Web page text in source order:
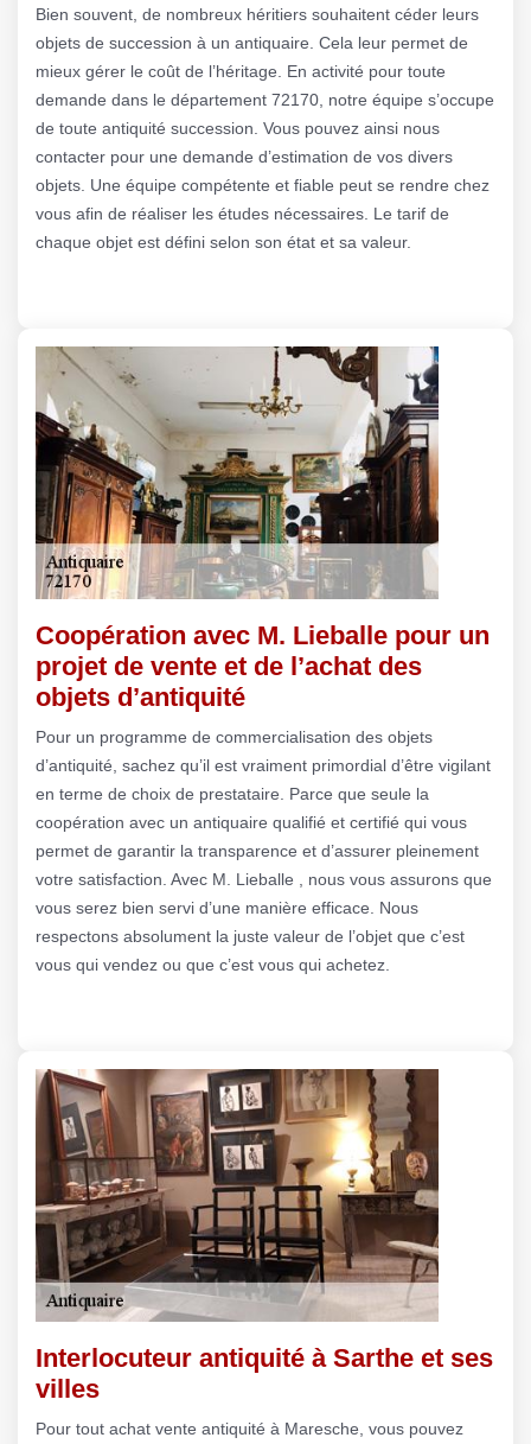
Bien souvent, de nombreux héritiers souhaitent céder leurs
objets de succession à un antiquaire. Cela leur permet de
mieux gérer le coût de l’héritage. En activité pour toute
demande dans le département 72170, notre équipe s’occupe
de toute antiquité succession. Vous pouvez ainsi nous
contacter pour une demande d’estimation de vos divers
objets. Une équipe compétente et fiable peut se rendre chez
vous afin de réaliser les études nécessaires. Le tarif de
chaque objet est défini selon son état et sa valeur.
Coopération avec M. Lieballe pour un
projet de vente et de l’achat des
objets d’antiquité
Pour un programme de commercialisation des objets
d’antiquité, sachez qu’il est vraiment primordial d’être vigilant
en terme de choix de prestataire. Parce que seule la
coopération avec un antiquaire qualifié et certifié qui vous
permet de garantir la transparence et d’assurer pleinement
votre satisfaction. Avec M. Lieballe , nous vous assurons que
vous serez bien servi d’une manière efficace. Nous
respectons absolument la juste valeur de l’objet que c’est
vous qui vendez ou que c’est vous qui achetez.
Interlocuteur antiquité à Sarthe et ses
villes
Pour tout achat vente antiquité à Maresche, vous pouvez